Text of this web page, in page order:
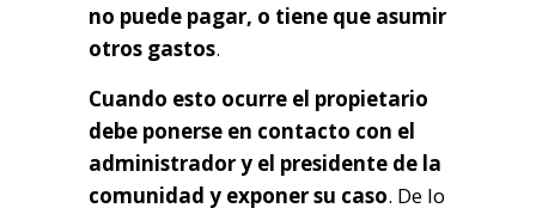
no puede pagar, o tiene que asumir
otros gastos.
Cuando esto ocurre el propietario
debe ponerse en contacto con el
administrador y el presidente de la
comunidad y exponer su caso. De lo